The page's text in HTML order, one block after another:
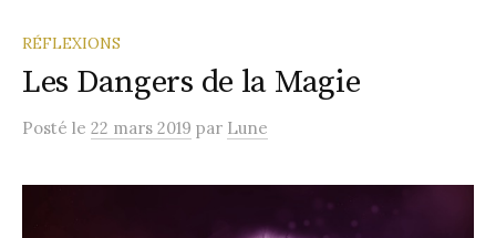
RÉFLEXIONS
Les Dangers de la Magie
Posté le 22 mars 2019 par Lune